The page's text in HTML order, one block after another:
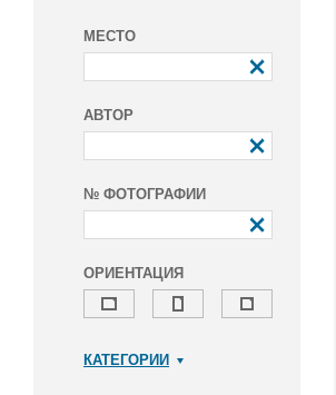
МЕСТО
АВТОР
№ ФОТОГРАФИИ
ОРИЕНТАЦИЯ
КАТЕГОРИИ